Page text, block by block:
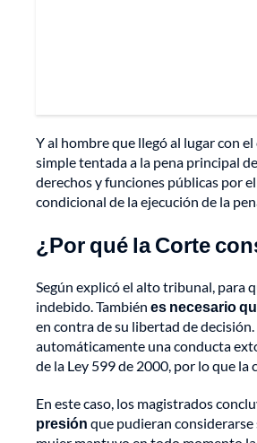
Y al hombre que llegó al lugar con
simple tentada a la pena principal
derechos y funciones públicas por
condicional de la ejecución de la
¿Por qué la Corte
Según explicó el alto tribunal, para
indebido. También es necesario
en contra de su libertad de
automáticamente una conducta
de la Ley 599 de 2000, por lo que
En este caso, los magistrados
presión que pudieran